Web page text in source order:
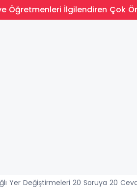
Öğretmenleri İlgilendiren Çok
Yer Değiştirmeleri 20 Soruya 20